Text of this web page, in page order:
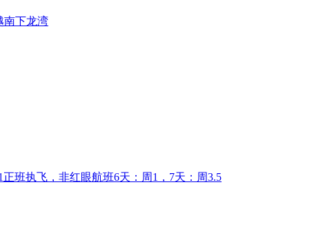
南下龙湾
正班执飞，非红眼航班6天：周1，7天：周3.5